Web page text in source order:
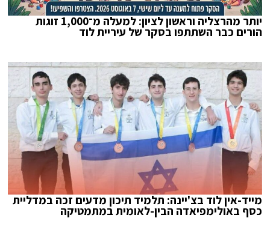
יותר מהרצליה וראשון לציון: למעלה מ־1,000 זוגות
הורים כבר השתתפו בסקר של עיריית לוד
מייד-אין לוד בצ'יינה: תלמיד תיכון מדעים זכה במדליית
כסף באולימפיאדה הבין-לאומית במתמטיקה